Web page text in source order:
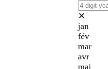
✕
jan
fév
mar
avr
mai